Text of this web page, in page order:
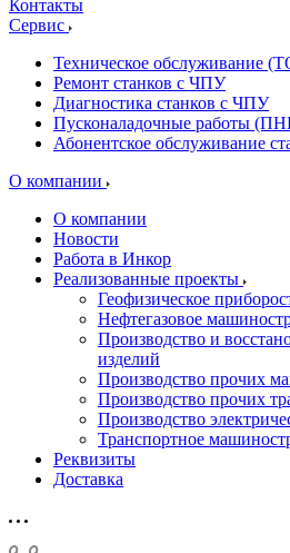
Контакты
Сервис
Техническое обслуживание
Ремонт станков с ЧПУ
Диагностика станков с ЧПУ
Пусконаладочные работы
Абонентское обслуживание
О компании
О компании
Новости
Работа в Инкор
Реализованные проекты
Геофизическое
Нефтегазовое
Производство и
изделий
Производство прочих
Производство прочих
Производство
Транспортное
Реквизиты
Доставка